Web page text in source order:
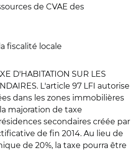
de CVAE des
fiscalité locale
D'HABITATION SUR LES
. L'article 97 LFI autorise
dans les zones immobilières
majoration de taxe
secondaires créée par
de fin 2014. Au lieu de
de 20%, la taxe pourra être